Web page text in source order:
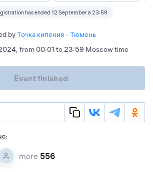
has ended 12 September в 23:59
byТочка кипения - Тюмень
from 00:01 to 23:59 Moscow time
Event finished
more 556